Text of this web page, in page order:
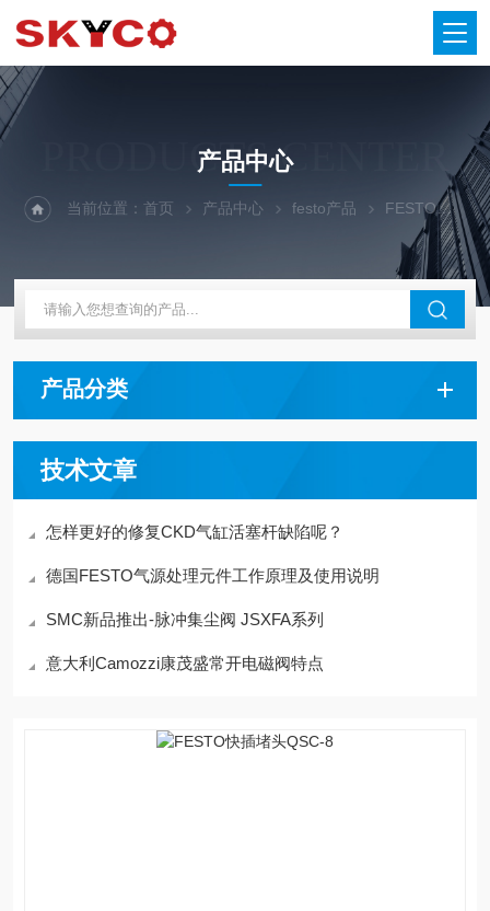
PRODUCTS CENTER
产品中心
当前位置：首页 产品中心 festo产品 FESTO堵头
产品分类
技术文章
怎样更好的修复CKD气缸活塞杆缺陷呢？
德国FESTO气源处理元件工作原理及使用说明
SMC新品推出-脉冲集尘阀 JSXFA系列
意大利Camozzi康茂盛常开电磁阀特点